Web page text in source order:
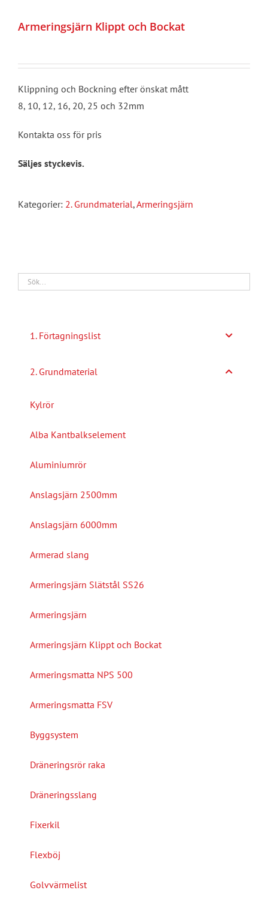
Armeringsjärn Klippt och Bockat
Klippning och Bockning efter önskat mått
8, 10, 12, 16, 20, 25 och 32mm
Kontakta oss för pris
Säljes styckevis.
Kategorier: 2. Grundmaterial,Armeringsjärn
1. Förtagningslist
2. Grundmaterial
Kylrör
Alba Kantbalkselement
Aluminiumrör
Anslagsjärn 2500mm
Anslagsjärn 6000mm
Armerad slang
Armeringsjärn Slätstål SS26
Armeringsjärn
Armeringsjärn Klippt och Bockat
Armeringsmatta NPS 500
Armeringsmatta FSV
Byggsystem
Dräneringsrör raka
Dräneringsslang
Fixerkil
Flexböj
Golvvärmelist